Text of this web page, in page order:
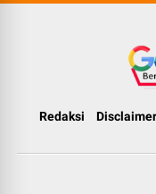
Redaksi Disclaimer